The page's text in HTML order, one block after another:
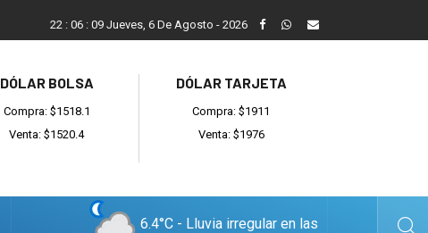
En allanamientos por venta de drogas, secuestran cocaína y
22 : 06 : 10 Jueves, 6 De Agosto - 2026
DÓLAR BOLSA
Compra: $1518.1
Venta: $1520.4
DÓLAR TARJETA
Compra: $1911
Venta: $1976
6.4°C - Lluvia irregular en las